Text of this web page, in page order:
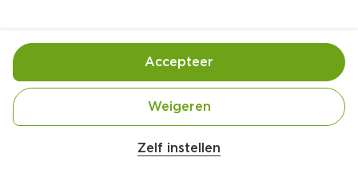
6  stroopwafels (fijngehakt)
Kies producten
Zelf instellen
Weigeren
Accepteer